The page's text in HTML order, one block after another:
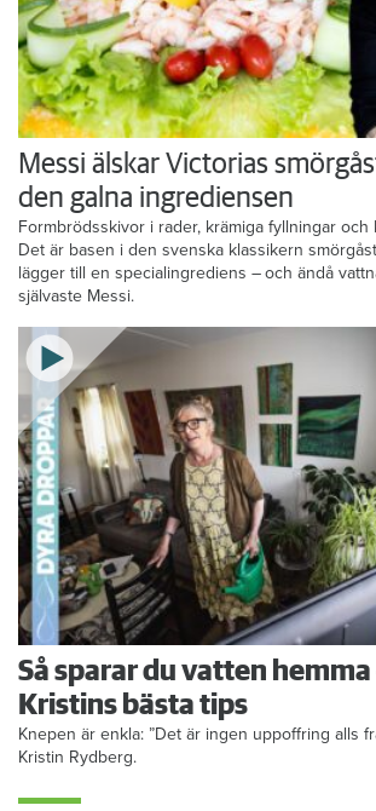
Messi älskar Victorias
den galna ingrediensen
Formbrödsskivor i rader, krämiga fyllningar och
Det är basen i den svenska klassikern
lägger till en specialingrediens – och ändå
självaste Messi.
Så sparar du vatten hemma
Kristins bästa tips
Knepen är enkla: ”Det är ingen uppoffring alls
Kristin Rydberg.